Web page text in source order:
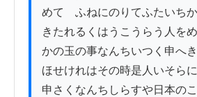
めてゝふねにのりてふたいち
きたれるくはうこうらう人を
かの玉の事なんちいつく申へ
ほせけれはその時是人いそら
申さくなんちしらすや日本の